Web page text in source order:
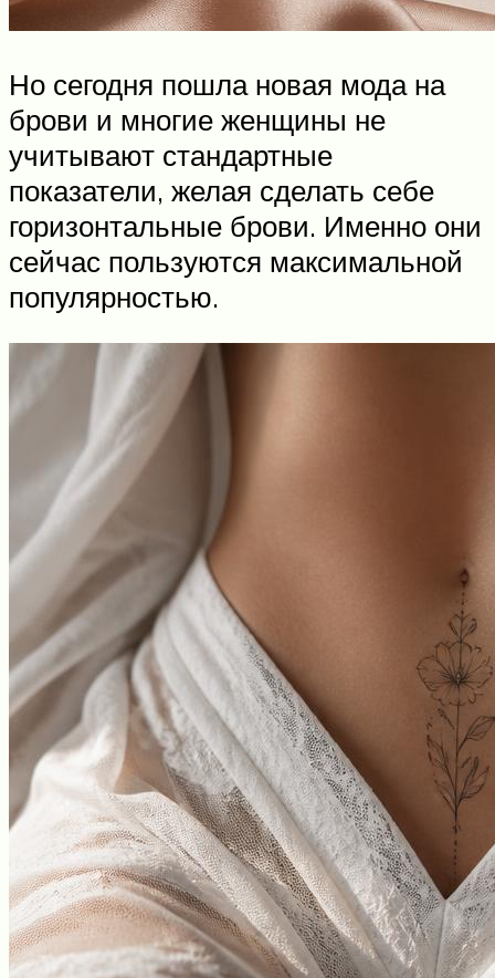
Но сегодня пошла новая мода на
брови и многие женщины не
учитывают стандартные
показатели, желая сделать себе
горизонтальные брови. Именно они
сейчас пользуются максимальной
популярностью.